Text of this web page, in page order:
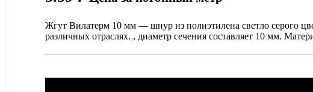
Жгут Вилатерм 10 мм — шнур из полиэтилена светло серого
различных отраслях. , диаметр сечения составляет 10 мм.